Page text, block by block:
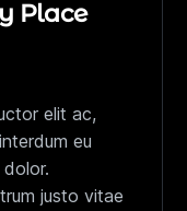
Place
elit ac,
eu
justo vitae